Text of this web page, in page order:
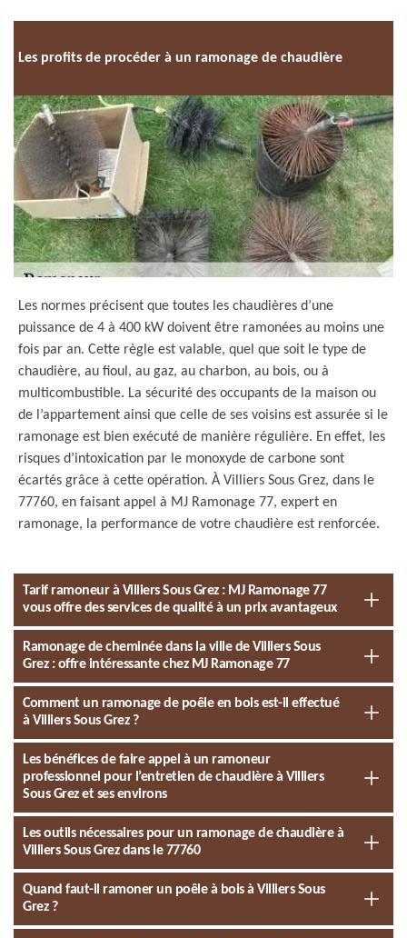
Les profits de procéder à un ramonage de chaudière
Les normes précisent que toutes les chaudières d’une
puissance de 4 à 400 kW doivent être ramonées au moins une
fois par an. Cette règle est valable, quel que soit le type de
chaudière, au fioul, au gaz, au charbon, au bois, ou à
multicombustible. La sécurité des occupants de la maison ou
de l’appartement ainsi que celle de ses voisins est assurée si le
ramonage est bien exécuté de manière régulière. En effet, les
risques d’intoxication par le monoxyde de carbone sont
écartés grâce à cette opération. À Villiers Sous Grez, dans le
77760, en faisant appel à MJ Ramonage 77, expert en
ramonage, la performance de votre chaudière est renforcée.
Tarif ramoneur à Villiers Sous Grez : MJ Ramonage 77
vous offre des services de qualité à un prix avantageux
Ramonage de cheminée dans la ville de Villiers Sous
Grez : offre intéressante chez MJ Ramonage 77
Comment un ramonage de poêle en bois est-il effectué
à Villiers Sous Grez ?
Les bénéfices de faire appel à un ramoneur
professionnel pour l’entretien de chaudière à Villiers
Sous Grez et ses environs
Les outils nécessaires pour un ramonage de chaudière à
Villiers Sous Grez dans le 77760
Quand faut-il ramoner un poêle à bois à Villiers Sous
Grez ?